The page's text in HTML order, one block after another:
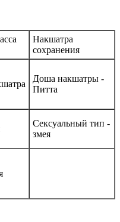
Накшатра
сохранения
Доша накшатры -
Питта
Сексуальный тип -
змея